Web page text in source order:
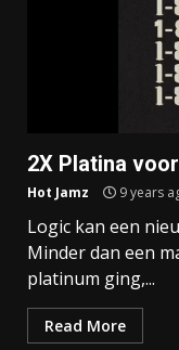
2X Platina voor
Hot Jamz 9 years
Logic kan een
Minder dan een
platinum ging,...
Read More